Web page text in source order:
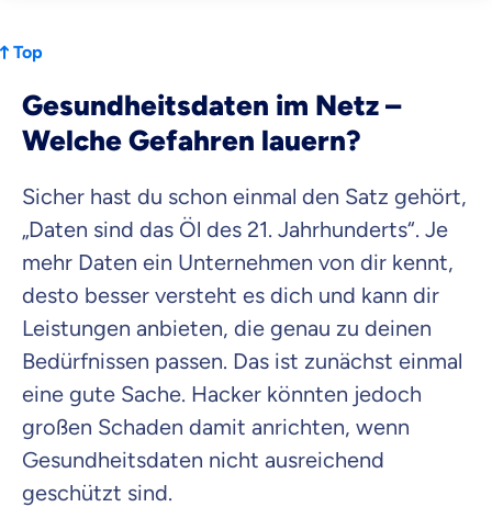
Top
Gesundheitsdaten im Netz –
Welche Gefahren lauern?
Sicher hast du schon einmal den Satz gehört,
„Daten sind das Öl des 21. Jahrhunderts“. Je
mehr Daten ein Unternehmen von dir kennt,
desto besser versteht es dich und kann dir
Leistungen anbieten, die genau zu deinen
Bedürfnissen passen. Das ist zunächst einmal
eine gute Sache. Hacker könnten jedoch
großen Schaden damit anrichten, wenn
Gesundheitsdaten nicht ausreichend
geschützt sind.